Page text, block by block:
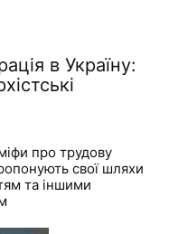
в Україну:
про трудову
свої шляхи
та іншими